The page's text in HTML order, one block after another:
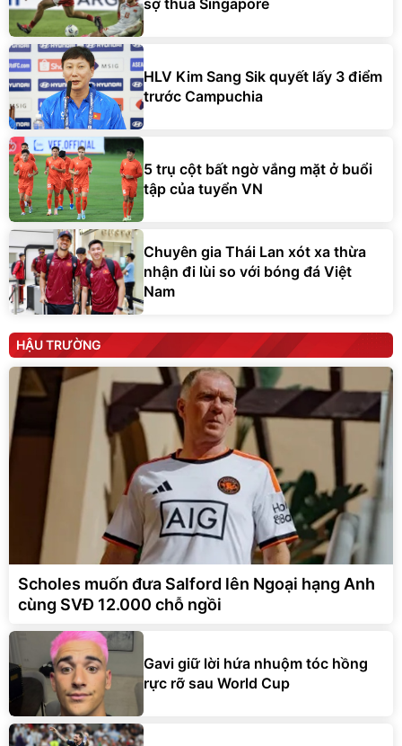
sợ thua Singapore
HLV Kim Sang Sik quyết lấy 3 điểm
trước Campuchia
5 trụ cột bất ngờ vắng mặt ở buổi
tập của tuyển VN
Chuyên gia Thái Lan xót xa thừa
nhận đi lùi so với bóng đá Việt
Nam
HẬU TRƯỜNG
Scholes muốn đưa Salford lên Ngoại hạng Anh
cùng SVĐ 12.000 chỗ ngồi
Gavi giữ lời hứa nhuộm tóc hồng
rực rỡ sau World Cup